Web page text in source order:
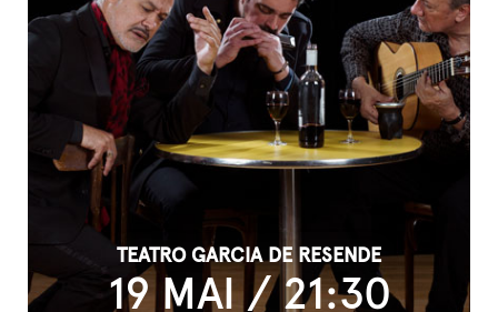
TEATRO GARCIA DE RESENDE
19 MAI / 21:30